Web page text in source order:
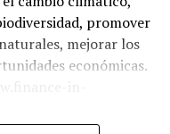
promover
mejorar los
económicas.